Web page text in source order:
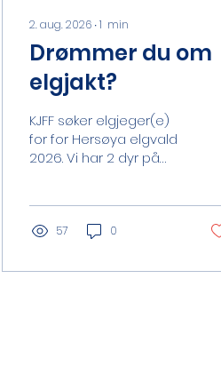
2. aug. 2026 ∙1 min
Drømmer du om
elgjakt?
KJFF søker elgjeger(e)
for for Hersøya elgvald
2026. Vi har 2 dyr på
KJFF. Vi oppfordrer
kvinner å søke. Jakten
57 0